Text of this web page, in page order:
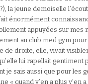
la jeune demoiselle
fait énormément
appuyées sur mes
au club med gym
de droite, elle, vivait
lui rapellait gentiment
je sais aussi que pour les
« quand y’en a plus y’en